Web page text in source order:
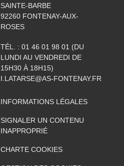
SAINTE-BARBE
92260 FONTENAY-AUX-
ROSES
TÉL. : 01 46 01 98 01 (DU
LUNDI AU VENDREDI DE
15H30 À 18H15)
I.LATARSE@AS-FONTENAY.FR
INFORMATIONS LÉGALES
SIGNALER UN CONTENU
INAPPROPRIÉ
CHARTE COOKIES